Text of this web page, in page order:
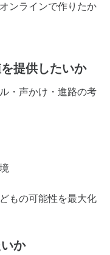
ンラインで作りたか
提供したいか
・声かけ・進路の考
もの可能性を最大化
か